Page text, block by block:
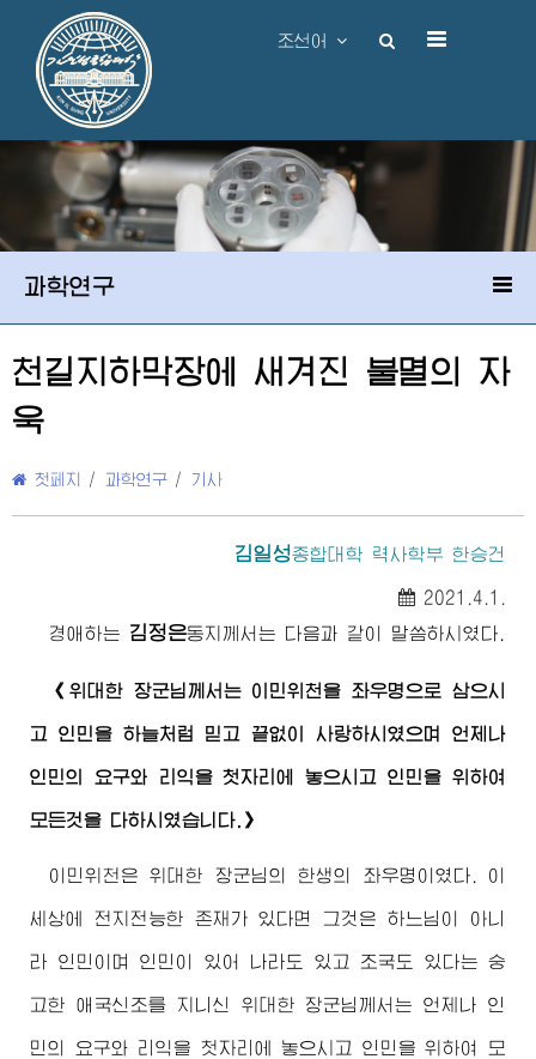
조선어
과학연구
천길지하막장에 새겨진 불멸의 자
욱
첫페지 / 과학연구 / 기사
김일성종합대학 력사학부 한승건
2021.4.1.
경애하는 김정은동지 께서는 다음과 같이 말씀하시였다.
《 위대한 장군님께서 는 이민위천을 좌우명으로 삼으시
고 인민을 하늘처럼 믿고 끝없이 사랑하시였으며 언제나
인민의 요구와 리익을 첫자리에 놓으시고 인민을 위하여
모든것을 다하시였습니다.》
이민위천은위대한 장군님 의 한생의 좌우명이였다. 이
세상에 전지전능한 존재가 있다면 그것은 하느님이 아니
라 인민이며 인민이 있어 나라도 있고 조국도 있다는 숭
고한 애국신조를 지니신 위대한 장군님께서는 언제나 인
민의 요구와 리익을 첫자리에 놓으시고 인민을 위하여 모